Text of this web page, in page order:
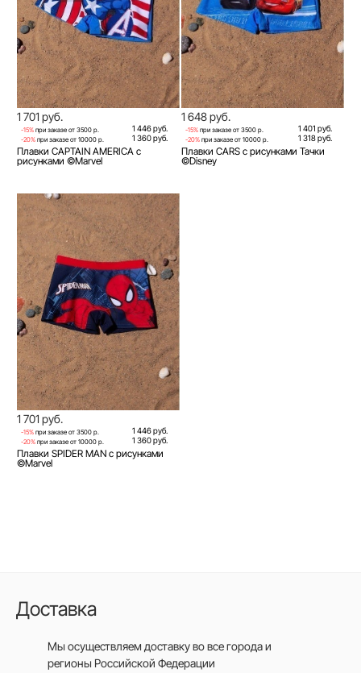
1 701 руб.
-15% при заказе от 3500 р. 1 446 руб.
-20% при заказе от 10000 р. 1 360 руб.
Плавки CAPTAIN AMERICA с
рисунками ©Marvel
1 648 руб.
-15% при заказе от 3500 р. 1 401 руб.
-20% при заказе от 10000 р. 1 318 руб.
Плавки CARS с рисунками Тачки
©Disney
1 701 руб.
-15% при заказе от 3500 р. 1 446 руб.
-20% при заказе от 10000 р. 1 360 руб.
Плавки SPIDER MAN с рисунками
©Marvel
Доставка
Мы осуществляем доставку во все городаи
регионы Российской Федерации